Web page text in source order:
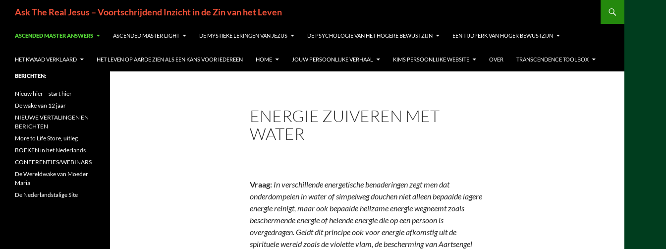
inhoud
Ask The Real Jesus – Voortschrijdend Inzicht in de Zin van het Leven
ASCENDED MASTER ANSWERS ASCENDED MASTER LIGHT DE MYSTIEKE LERINGEN VAN JEZUS DE PSYCHOLOGIE VAN HET HOGERE BEWUSTZIJN EEN TIJDPERK VAN HOGER BEWUSTZIJN
HET KWAAD VERKLAARD HET LEVEN OP AARDE ZIEN ALS EEN KANS VOOR IEDEREEN HOME JOUW PERSOONLIJKE VERHAAL KIMS PERSOONLIJKE WEBSITE OVER TRANSCENDENCE TOOLBOX
ENERGIE ZUIVEREN MET
WATER
Vraag: In verschillende energetische benaderingen zegt men dat
onderdompelen in water of simpelweg douchen niet alleen bepaalde lagere
energie reinigt, maar ook bepaalde heilzame energie wegneemt zoals
beschermende energie of helende energie die op een persoon is
overgedragen. Geldt dit principe ook voor energie afkomstig uit de
spirituele wereld zoals de violette vlam, de bescherming van Aartsengel
BERICHTEN:
Nieuw hier – start hier
De wake van 12 jaar
NIEUWE VERTALINGEN EN
BERICHTEN
More to Life Store, uitleg
BOEKEN in het Nederlands
CONFERENTIES/WEBINARS
De Wereldwake van Moeder
Maria
De Nederlandstalige Site